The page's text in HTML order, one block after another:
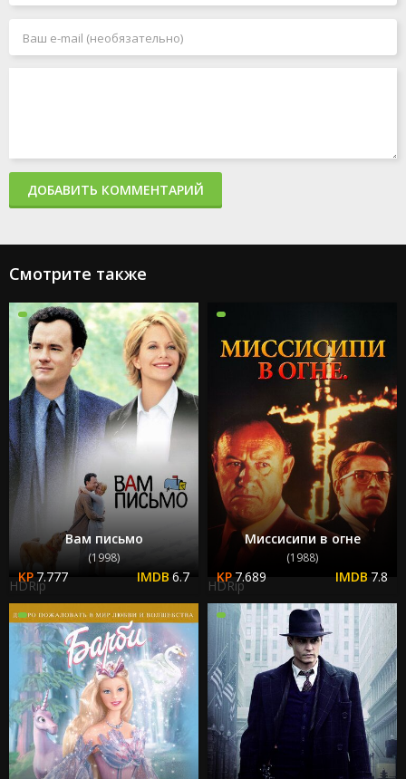
ДОБАВИТЬ КОММЕНТАРИЙ
Смотрите также
Вам письмо
(1998)
7.777 6.7
HDRip
Миссисипи в огне
(1988)
7.689 7.8
HDRip